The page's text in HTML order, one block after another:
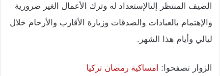
الضيف المنتظر إلىالإستعداد له وترك الأعمال الغير ضرورية
والإهتمام بالعبادات والصدقات وزيارة الأقارب والأرحام خلال
ليالي وأيام هذا الشهر.
الزوار تصفحوا: امساكية رمضان تركيا